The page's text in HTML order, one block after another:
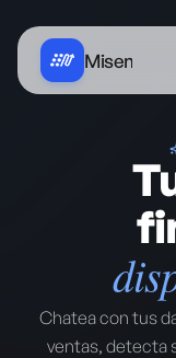
Misen
Chatea con tus
ventas, detecta